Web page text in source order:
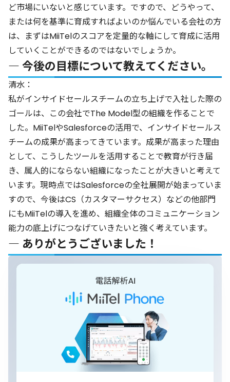
ど市場にいないと感じています。ですので、どうやって、
または何を基準に育成すればよいのか悩んでいる会社の方
は、まずはMiiTelのスコアを定量的な軸にして育成に活用
していくことができるのではないでしょうか。
― 今後の目標について教えてください。
清水：
私がインサイドセールスチームの立ち上げで入社した際の
ゴールは、この会社でThe Model型の組織を作ることで
した。MiiTelやSalesforceの活用で、インサイドセールス
チームの成果が高まってきています。成果が高まった理由
として、こうしたツールを活用することで教育が行き届
き、属人的にならない組織になったことが大きいと考えて
います。現時点ではSalesforceの全社展開が始まっていま
すので、今後はCS（カスタマーサクセス）などの他部門
にもMiiTelの導入を進め、組織全体のコミュニケーション
能力の底上げにつなげていきたいと強く考えています。
― ありがとうございました！